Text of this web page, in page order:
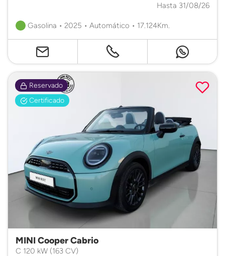
Hasta 31/08/26
Gasolina • 2025 • Automático • 17.124Km.
Reservado
Certificado
MINI Cooper Cabrio
C 120 kW (163 CV)